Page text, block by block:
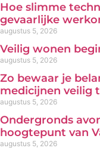
Hoe slimme
gevaarlijke
augustus 5, 2026
Veilig wonen
augustus 5, 2026
Zo bewaar je
medicijnen veilig
augustus 5, 2026
Ondergronds
hoogtepunt van
augustus 5, 2026